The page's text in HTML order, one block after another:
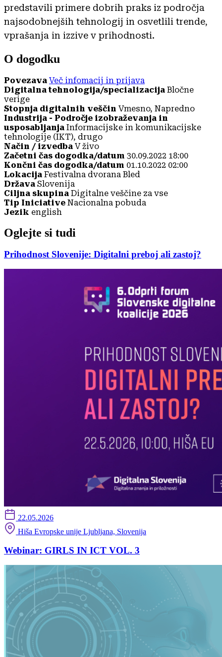
predstavili primere dobrih praks iz področja
najsodobnejših tehnologij in osvetlili trende,
vprašanja in izzive v prihodnosti.
O dogodku
Povezava Več infomacij in prijava
Digitalna tehnologija/specializacija Bločne
verige
Stopnja digitalnih veščin Vmesno, Napredno
Industrija - Področje izobraževanja in
usposabljanja Informacijske in komunikacijske
tehnologije (IKT), drugo
Način / izvedba V živo
Začetni čas dogodka/datum 30.09.2022 18:00
Končni čas dogodka/datum 01.10.2022 02:00
Lokacija Festivalna dvorana Bled
Država Slovenija
Ciljna skupina Digitalne veščine za vse
Tip Iniciative Nacionalna pobuda
Jezik english
Oglejte si tudi
Prihodnost Slovenije: Digitalni preboj ali zastoj?
22.05.2026
Hiša Evropske unije Ljubljana, Slovenija
Webinar: GIRLS IN ICT VOL. 3